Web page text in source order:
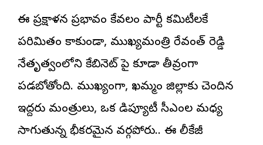
ఈ ప్రక్షాళన ప్రభావం కేవలం పార్టీ కమిటీలకే
పరిమితం కాకుండా, ముఖ్యమంత్రి రేవంత్ రెడ్డి
నేతృత్వంలోని కేబినెట్ పై కూడా తీవ్రంగా
పడబోతోంది. ముఖ్యంగా, ఖమ్మం జిల్లాకు చెందిన
ఇద్దరు మంత్రులు, ఒక డిప్యూటీ సీఎంల మధ్య
సాగుతున్న భీకరమైన వర్గపోరు.. ఈ లీకేజీ